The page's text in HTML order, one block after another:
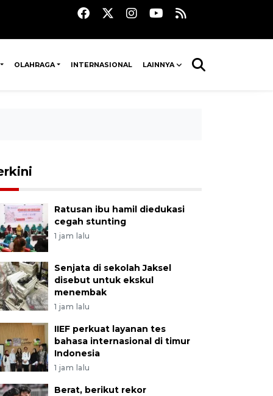
OLAHRAGA INTERNASIONAL LAINNYA
Ratusan ibu hamil diedukasi
cegah stunting
1 jam lalu
Senjata di sekolah Jaksel
disebut untuk ekskul
menembak
1 jam lalu
IIEF perkuat layanan tes
bahasa internasional di timur
Indonesia
1 jam lalu
Berat, berikut rekor